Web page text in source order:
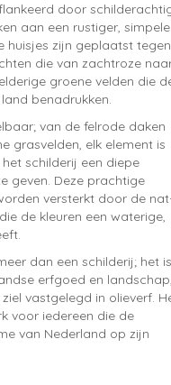
door
aan een rustiger,
huisjes zijn geplaatst tegen
die van zachtroze
groene velden die
benadrukken.
van de felrode daken
grasvelden, elk element is
schilderij een diepe
geven. Deze prachtige
versterkt door de
de kleuren een waterige,
dan een schilderij; het is
erfgoed en
vastgelegd in olieverf.
voor iedereen die de
van Nederland op zijn